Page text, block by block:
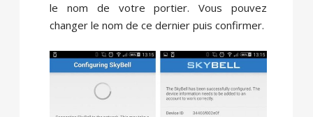
le nom de votre portier. Vous pouvez
changer le nom de ce dernier puis confirmer.